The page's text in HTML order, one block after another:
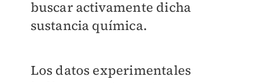
buscar activamente dicha
sustancia química.
Los datos experimentales